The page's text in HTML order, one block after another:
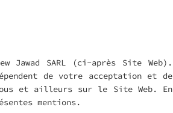
Jawad SARL (ci-après Site Web).
de votre acceptation et de
et ailleurs sur le Site Web. En
mentions.